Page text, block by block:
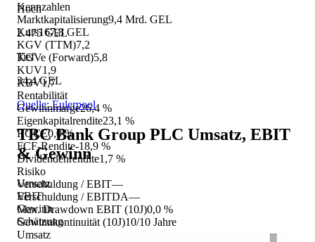
Kennzahlen
Marktkapitalisierung9,4 Mrd. GEL
Kurs167,8 GEL
KGV (TTM)7,2
KGVe (Forward)5,8
KUV1,9
KBV1,7
Rentabilität
Gewinnmarge26,4 %
Eigenkapitalrendite23,1 %
ROCE0,0 %
FCF-Rendite-18,9 %
Dividendenrendite1,7 %
Risiko
Verschuldung / EBIT—
Verschuldung / EBITDA—
Max. Drawdown EBIT (10J)0,0 %
Gewinnkontinuität (10J)10/10 Jahre
Umsatz
Hoch
2.475 GEL
Tief
34,4 GEL
Quelle: Eulerpool
TBC Bank Group PLC Umsatz, EBIT
& Gewinn
Umsatz
EBIT
Gewinn
Schätzung